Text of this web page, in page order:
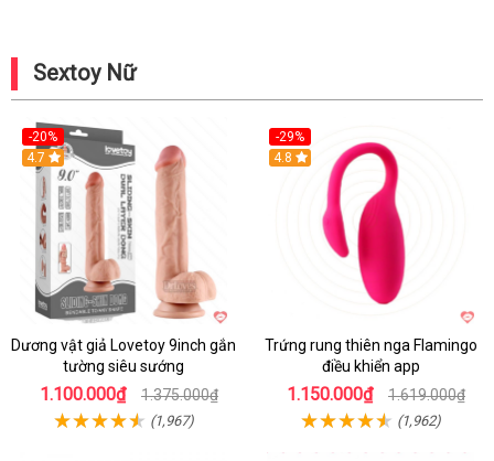
Sextoy Nữ
-20%
Hot
4.7
Dương vật giả Lovetoy 9inch gắn
tường siêu sướng
1.100.000₫ 1.375.000₫
(1,967)
-29%
Hot
4.8
Trứng rung thiên nga Flamingo
điều khiển app
1.150.000₫ 1.619.000₫
(1,962)